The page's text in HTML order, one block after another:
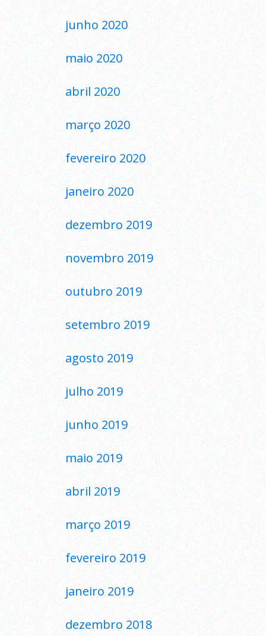
junho 2020
maio 2020
abril 2020
março 2020
fevereiro 2020
janeiro 2020
dezembro 2019
novembro 2019
outubro 2019
setembro 2019
agosto 2019
julho 2019
junho 2019
maio 2019
abril 2019
março 2019
fevereiro 2019
janeiro 2019
dezembro 2018